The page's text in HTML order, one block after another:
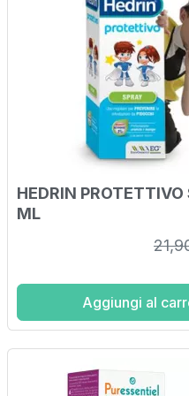
HEDRIN
ML
Aggiungi al